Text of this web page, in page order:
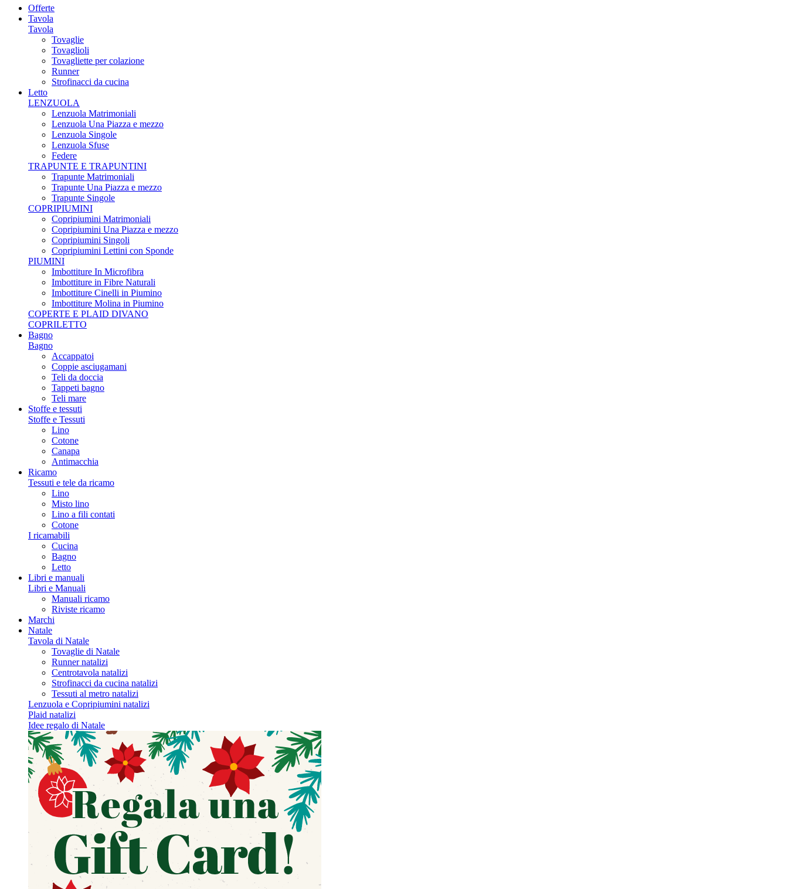
Offerte
Tavola
Tavola
Tovaglie
Tovaglioli
Tovagliette per colazione
Runner
Strofinacci da cucina
Letto
LENZUOLA
Lenzuola Matrimoniali
Lenzuola Una Piazza e mezzo
Lenzuola Singole
Lenzuola Sfuse
Federe
TRAPUNTE E TRAPUNTINI
Trapunte Matrimoniali
Trapunte Una Piazza e mezzo
Trapunte Singole
COPRIPIUMINI
Copripiumini Matrimoniali
Copripiumini Una Piazza e mezzo
Copripiumini Singoli
Copripiumini Lettini con Sponde
PIUMINI
Imbottiture In Microfibra
Imbottiture in Fibre Naturali
Imbottiture Cinelli in Piumino
Imbottiture Molina in Piumino
COPERTE E PLAID DIVANO
COPRILETTO
Bagno
Bagno
Accappatoi
Coppie asciugamani
Teli da doccia
Tappeti bagno
Teli mare
Stoffe e tessuti
Stoffe e Tessuti
Lino
Cotone
Canapa
Antimacchia
Ricamo
Tessuti e tele da ricamo
Lino
Misto lino
Lino a fili contati
Cotone
I ricamabili
Cucina
Bagno
Letto
Libri e manuali
Libri e Manuali
Manuali ricamo
Riviste ricamo
Marchi
Natale
Tavola di Natale
Tovaglie di Natale
Runner natalizi
Centrotavola natalizi
Strofinacci da cucina natalizi
Tessuti al metro natalizi
Lenzuola e Copripiumini natalizi
Plaid natalizi
Idee regalo di Natale